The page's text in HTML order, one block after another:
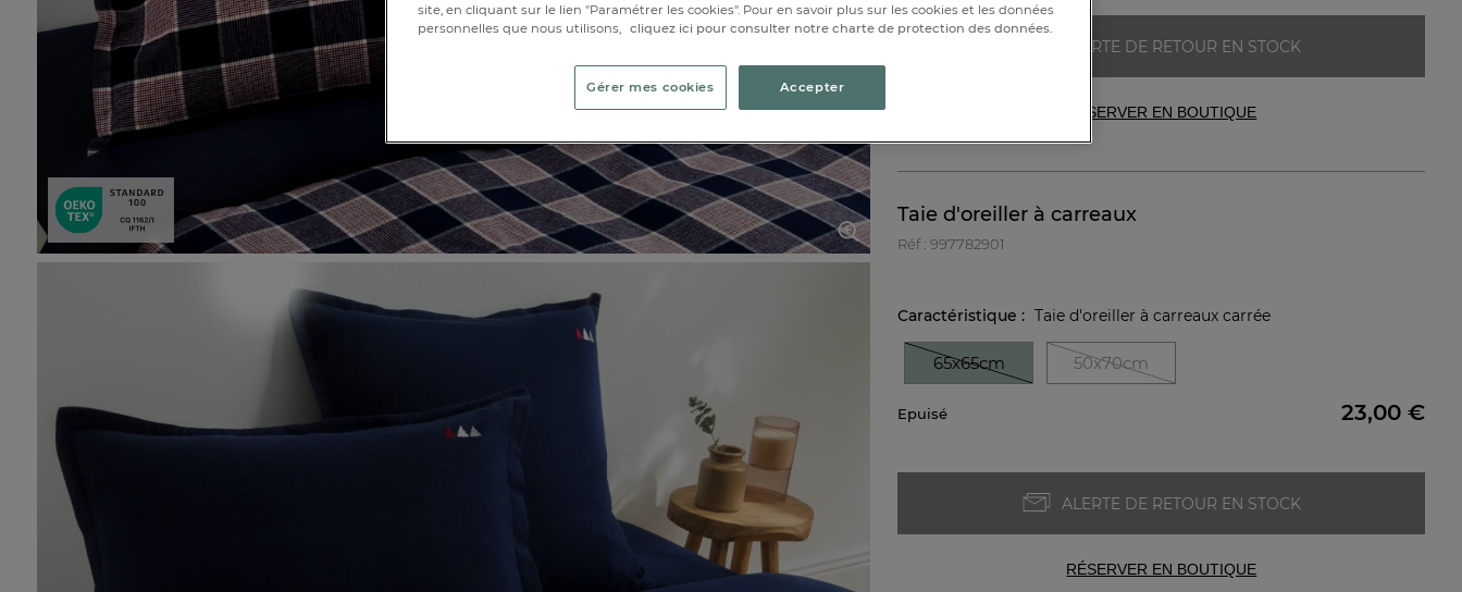
ALERTE DE RETOUR EN STOCK
RÉSERVER EN BOUTIQUE
Taie d'oreiller à carreaux
Réf : 997782901
Caractéristique : Taie d'oreiller à carreaux carrée
65x65cm 50x70cm
Epuisé 23,00 €
ALERTE DE RETOUR EN STOCK
RÉSERVER EN BOUTIQUE
site, en cliquant sur le lien "Paramétrer les cookies". Pour en savoir plus sur les cookies et les données
personnelles que nous utilisons, cliquez ici pour consulter notre charte de protection des données.
Gérer mes cookies Accepter